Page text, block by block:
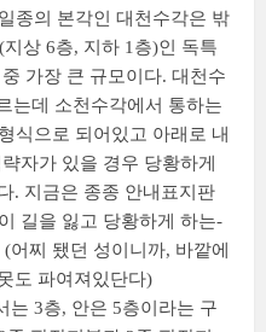
종의 본각인 대천수각은 밖
상 6층, 지하 1층)인 독특
가장 큰 규모이다. 대천수
는데 소천수각에서 통하는
식으로 되어있고 아래로 내
자가 있을 경우 당황하게
. 지금은 종종 안내표지판
길을 잃고 당황하게 하는-
(어찌 됐던 성이니까, 바깥에
도 파여져있단다)
는 3층, 안은 5층이라는 구